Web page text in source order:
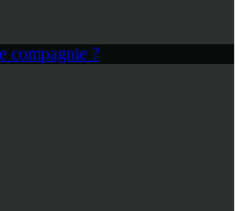
compagnie ?